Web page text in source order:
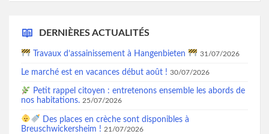
DERNIÈRES ACTUALITÉS
Travaux d’assainissement à Hangenbieten 31/07/2026
Le marché est en vacances début août ! 30/07/2026
Petit rappel citoyen : entretenons ensemble les abords de
nos habitations. 25/07/2026
Des places en crèche sont disponibles à
Breuschwickersheim ! 21/07/2026